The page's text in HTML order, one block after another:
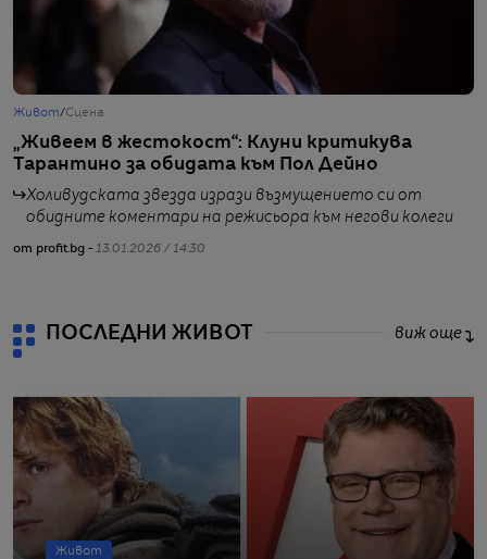
Живот/Сцена
„Живеем в жестокост“: Клуни критикува
Тарантино за обидата към Пол Дейно
Холивудската звезда изрази възмущението си от
обидните коментари на режисьора към негови колеги
от profit.bg - 13.01.2026 / 14:30
ПОСЛЕДНИ ЖИВОТ виж още
Живот